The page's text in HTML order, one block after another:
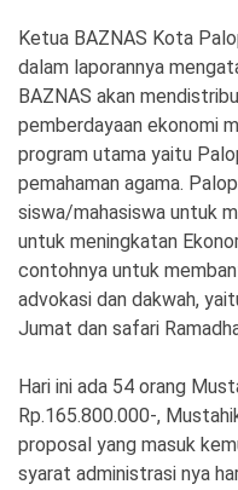
Ketua BAZNAS Kota
dalam laporannya
BAZNAS akan
pemberdayaan ekonomi
program utama yaitu
pemahaman agama.
siswa/mahasiswa untuk
untuk meningkatan
contohnya untuk
advokasi dan dakwah,
Jumat dan safari
Hari ini ada 54 orang
Rp.165.800.000-,
proposal yang masuk
syarat administrasi nya